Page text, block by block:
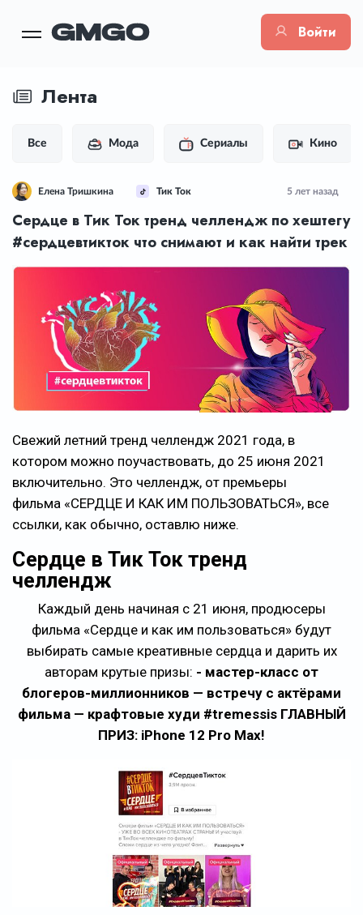
Войти
Лента
Все Мода Сериалы Кино
Елена Тришкина Тик Ток 5 лет назад
Сердце в Тик Ток тренд челлендж по хештегу
#сердцевтикток что снимают и как найти трек
Свежий летний тренд челлендж 2021 года, в
котором можно поучаствовать, до 25 июня 2021
включительно. Это челлендж, от премьеры
фильма «СЕРДЦЕ И КАК ИМ ПОЛЬЗОВАТЬСЯ», все
ссылки, как обычно, оставлю ниже.
Сердце в Тик Ток тренд
челлендж
Каждый день начиная с 21 июня, продюсеры
фильма «Сердце и как им пользоваться» будут
выбирать самые креативные сердца и дарить их
авторам крутые призы: - мастер-класс от
блогеров-миллионников — встречу с актёрами
фильма — крафтовые худи #tremessis ГЛАВНЫЙ
ПРИЗ: iPhone 12 Pro Max!